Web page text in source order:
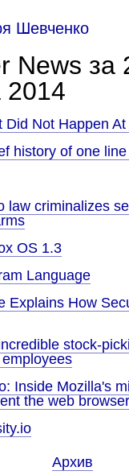
Шевченко
News за
2014
Did Not Happen
history of one
law criminalizes
OS 1.3
Language
Explains How
stock-
Inside Mozilla's
the web browser
Архив